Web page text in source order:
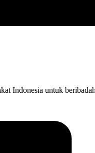
Indonesia untuk